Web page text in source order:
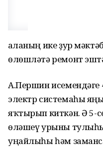
Ҡаланың ике ҙур
өлөшләтә ремонт
А.Першин исемендәге
электр системаһы
яҡтырып киткән. Ә 5-
өләшеү урыны
уңайлыһы һәм